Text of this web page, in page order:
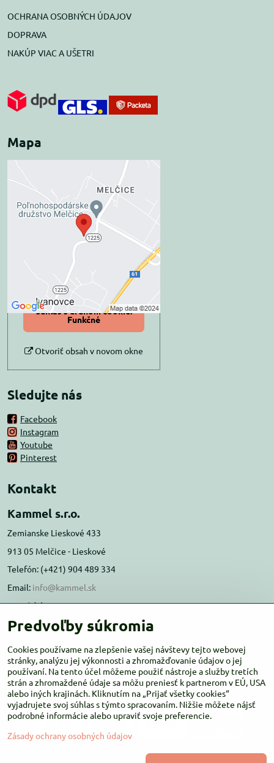
OCHRANA OSOBNÝCH ÚDAJOV
DOPRAVA
NAKÚP VIAC A UŠETRI
Mapa
Externý obsah je
blokovaný Voľbami
súkromia
Prajete si načítať externý obsah?
Povoliť tentokrát
Povoliť a zapamätať -
súhlas s druhom cookie:
Funkčné
Otvoriť obsah v novom okne
Sledujte nás
Facebook
Instagram
Youtube
Pinterest
Kontakt
Kammel s.r.o.
Zemianske Lieskové 433
913 05 Melčice - Lieskové
Telefón: (+421) 904 489 334
Email: info@kammel.sk
Prevádzka:
Administratívna budova PD Melčice
Otváracie hodiny:PO-ŠT 8:00 - 16:00
PIA-NE Zatvorené
Predvoľby súkromia
Cookies používame na zlepšenie vašej návštevy tejto webovej
stránky, analýzu jej výkonnosti a zhromažďovanie údajov o jej
používaní. Na tento účel môžeme použiť nástroje a služby tretích
strán a zhromaždené údaje sa môžu preniesť k partnerom v EÚ, USA
alebo iných krajinách. Kliknutím na „Prijať všetky cookies“
vyjadrujete svoj súhlas s týmto spracovaním. Nižšie môžete nájsť
podrobné informácie alebo upraviť svoje preferencie.
Zásady ochrany osobných údajov